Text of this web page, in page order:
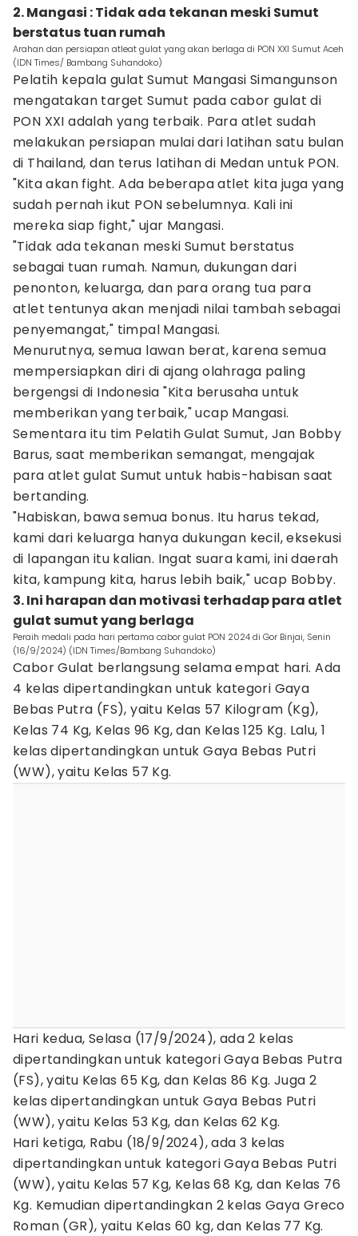
2. Mangasi : Tidak ada tekanan meski Sumut
berstatus tuan rumah
Arahan dan persiapan atleat gulat yang akan berlaga di PON XXI Sumut Aceh
(IDN Times/ Bambang Suhandoko)
Pelatih kepala gulat Sumut Mangasi Simangunson
mengatakan target Sumut pada cabor gulat di
PON XXI adalah yang terbaik. Para atlet sudah
melakukan persiapan mulai dari latihan satu bulan
di Thailand, dan terus latihan di Medan untuk PON.
"Kita akan fight. Ada beberapa atlet kita juga yang
sudah pernah ikut PON sebelumnya. Kali ini
mereka siap fight," ujar Mangasi.
"Tidak ada tekanan meski Sumut berstatus
sebagai tuan rumah. Namun, dukungan dari
penonton, keluarga, dan para orang tua para
atlet tentunya akan menjadi nilai tambah sebagai
penyemangat," timpal Mangasi.
Menurutnya, semua lawan berat, karena semua
mempersiapkan diri di ajang olahraga paling
bergengsi di Indonesia "Kita berusaha untuk
memberikan yang terbaik," ucap Mangasi.
Sementara itu tim Pelatih Gulat Sumut, Jan Bobby
Barus, saat memberikan semangat, mengajak
para atlet gulat Sumut untuk habis-habisan saat
bertanding.
"Habiskan, bawa semua bonus. Itu harus tekad,
kami dari keluarga hanya dukungan kecil, eksekusi
di lapangan itu kalian. Ingat suara kami, ini daerah
kita, kampung kita, harus lebih baik," ucap Bobby.
3. Ini harapan dan motivasi terhadap para atlet
gulat sumut yang berlaga
Peraih medali pada hari pertama cabor gulat PON 2024 di Gor Binjai, Senin
(16/9/2024) (IDN Times/Bambang Suhandoko)
Cabor Gulat berlangsung selama empat hari. Ada
4 kelas dipertandingkan untuk kategori Gaya
Bebas Putra (FS), yaitu Kelas 57 Kilogram (Kg),
Kelas 74 Kg, Kelas 96 Kg, dan Kelas 125 Kg. Lalu, 1
kelas dipertandingkan untuk Gaya Bebas Putri
(WW), yaitu Kelas 57 Kg.
Hari kedua, Selasa (17/9/2024), ada 2 kelas
dipertandingkan untuk kategori Gaya Bebas Putra
(FS), yaitu Kelas 65 Kg, dan Kelas 86 Kg. Juga 2
kelas dipertandingkan untuk Gaya Bebas Putri
(WW), yaitu Kelas 53 Kg, dan Kelas 62 Kg.
Hari ketiga, Rabu (18/9/2024), ada 3 kelas
dipertandingkan untuk kategori Gaya Bebas Putri
(WW), yaitu Kelas 57 Kg, Kelas 68 Kg, dan Kelas 76
Kg. Kemudian dipertandingkan 2 kelas Gaya Greco
Roman (GR), yaitu Kelas 60 kg, dan Kelas 77 Kg.